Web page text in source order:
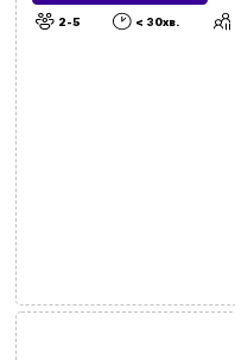
2-5 < 30хв.